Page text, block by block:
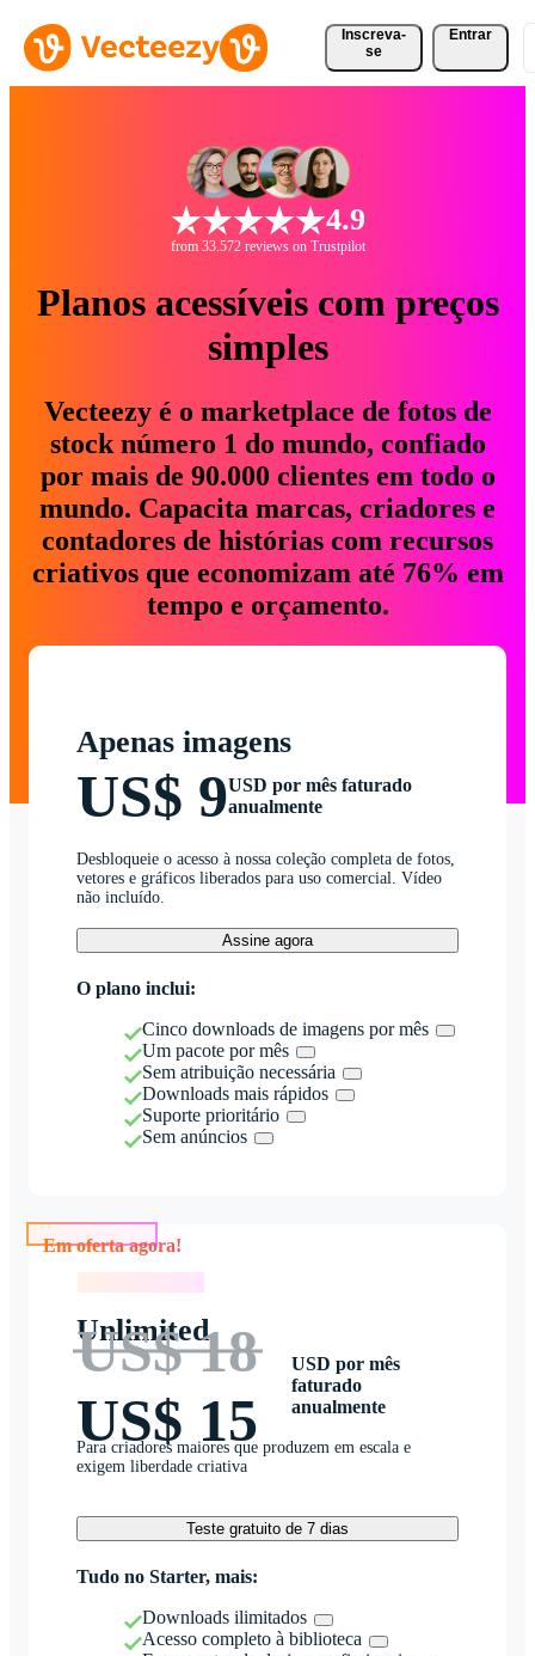
Inscreva-
se
Entrar
4.9
from 33.572 reviews on Trustpilot
Planos acessíveis com preços
simples
Vecteezy é o marketplace de fotos de
stock número 1 do mundo, confiado
por mais de 90.000 clientes em todo o
mundo. Capacita marcas, criadores e
contadores de histórias com recursos
criativos que economizam até 76% em
tempo e orçamento.
Apenas imagens
US$ 9USD por mês faturado
anualmente
Desbloqueie o acesso à nossa coleção completa de fotos,
vetores e gráficos liberados para uso comercial. Vídeo
não incluído.
Assine agora
O plano inclui:
Cinco downloads de imagens por mês
Um pacote por mês
Sem atribuição necessária
Downloads mais rápidos
Suporte prioritário
Sem anúncios
Unlimited
US$ 18
US$ 15
USD por mês
faturado
anualmente
Para criadores maiores que produzem em escala e
exigem liberdade criativa
Teste gratuito de 7 dias
Tudo no Starter, mais:
Downloads ilimitados
Acesso completo à biblioteca